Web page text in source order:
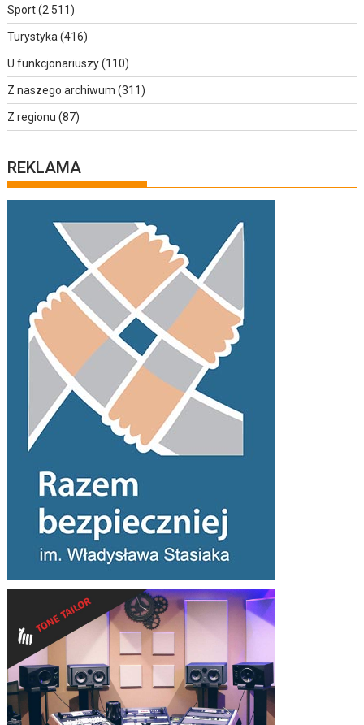
Sport(2 511)
Turystyka(416)
U funkcjonariuszy(110)
Z naszego archiwum (311)
Z regionu (87)
REKLAMA